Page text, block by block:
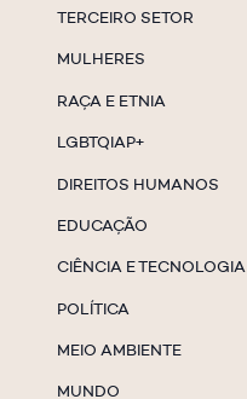
TERCEIRO SETOR
MULHERES
RAÇA E ETNIA
LGBTQIAP+
DIREITOS HUMANOS
EDUCAÇÃO
CIÊNCIA E TECNOLOGIA
POLÍTICA
MEIO AMBIENTE
MUNDO